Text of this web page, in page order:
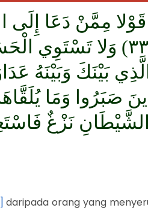
مِمَّنْ دَعَا إِلَى
الْمُسْلِمِينَ (٣٣) وَلا
نَزْغٌ
daripada orang yang